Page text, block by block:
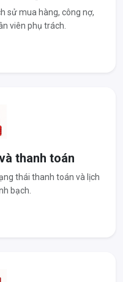
sử mua hàng, công nợ,
viên phụ trách.
thanh toán
thái thanh toán và lịch
bạch.